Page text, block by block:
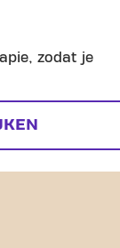
zodat je